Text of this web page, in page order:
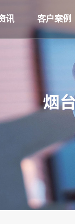
讯 客户案例